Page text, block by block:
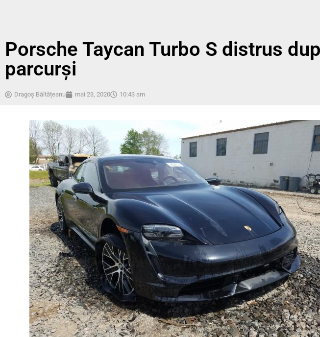
Porsche Taycan Turbo S distrus
parcurși
Dragoș Băltățeanu mai 23, 2020 10:43 am